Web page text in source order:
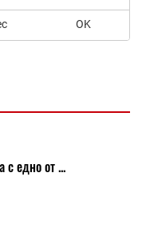
OK
с едно от ...